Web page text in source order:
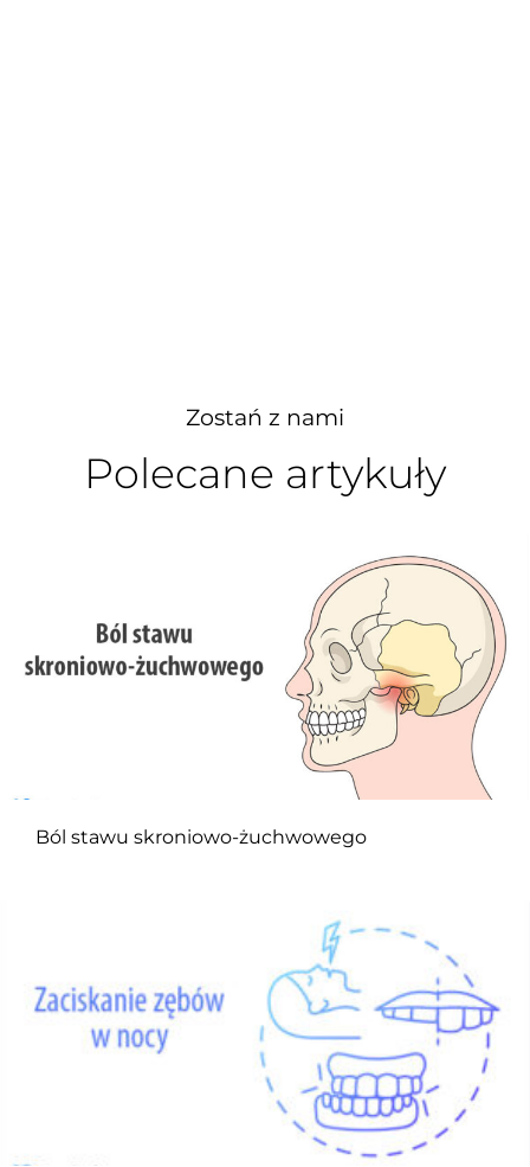
Zostań z nami
Polecane artykuły
Ból stawu skroniowo-żuchwowego